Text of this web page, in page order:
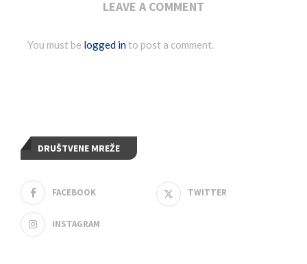
LEAVE A COMMENT
You must be logged into post a comment.
DRUŠTVENE MREŽE
FACEBOOK TWITTER
INSTAGRAM